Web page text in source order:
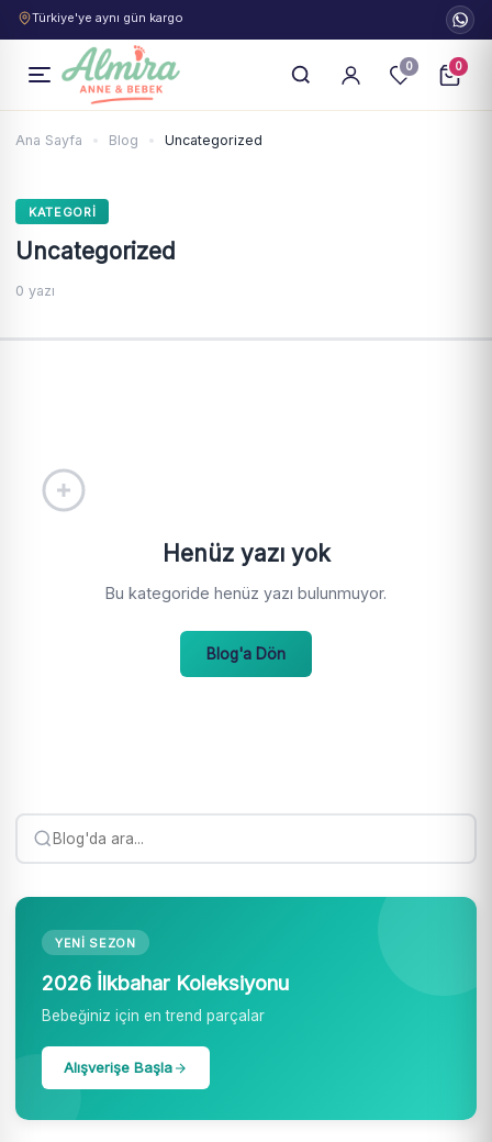
Türkiye'ye aynı gün kargo
0 0
Ana Sayfa Blog Uncategorized
KATEGORI
Uncategorized
0 yazı
Henüz yazı yok
Bu kategoride henüz yazı bulunmuyor.
Blog'a Dön
YENI SEZON
2026 İlkbahar Koleksiyonu
Bebeğiniz için en trend parçalar
Alışverişe Başla